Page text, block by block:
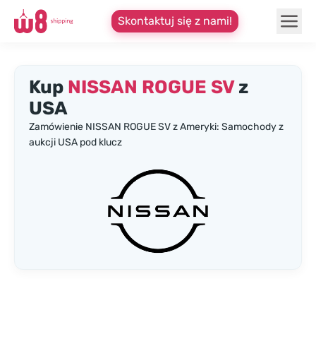
Skontaktuj się z nami!
Kup NISSAN ROGUE SVz
USA
Zamówienie NISSAN ROGUE SV z Ameryki: Samochody z
aukcji USA pod klucz